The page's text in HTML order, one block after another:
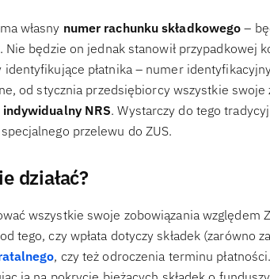
własny numer rachunku składkowego –
Nie będzie on jednak stanowił przypadkowej
płatnika – numer
od stycznia przedsiębiorcy wszystkie swoje
indywidualny NRS. Wystarczy do tego
przelewu do ZUS.
działać?
wszystkie swoje zobowiązania względem
tego, czy wpłata dotyczy składek (zarówno
, czy też odroczenia terminu